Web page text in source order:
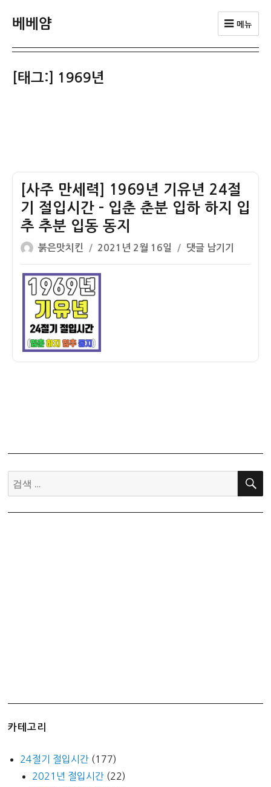
베베얌 메뉴
[태그:] 1969년
[사주 만세력] 1969년 기유년 24절
기 절입시간 – 입춘 춘분 입하 하지 입
추 추분 입동 동지
글
쓴
이
붉은맛치킨
작
성
일
2021년 2월 16일
[사
주
입
댓글 남기기
검
색:
검
카테고리
24절기 절입시간 (177)
2021년 절입시간 (22)